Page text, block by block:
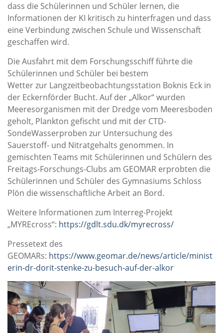
dass die Schülerinnen und Schüler lernen, die
Informationen der KI kritisch zu hinterfragen und dass
eine Verbindung zwischen Schule und Wissenschaft
geschaffen wird.
Die Ausfahrt mit dem Forschungsschiff führte die
Schülerinnen und Schüler bei bestem
Wetter zur Langzeitbeobachtungsstation Boknis Eck in
der Eckernförder Bucht. Auf der „Alkor“ wurden
Meeresorganismen mit der Dredge vom Meeresboden
geholt, Plankton gefischt und mit der CTD-
SondeWasserproben zur Untersuchung des
Sauerstoff- und Nitratgehalts genommen. In
gemischten Teams mit Schülerinnen und Schülern des
Freitags-Forschungs-Clubs am GEOMAR erprobten die
Schülerinnen und Schüler des Gymnasiums Schloss
Plön die wissenschaftliche Arbeit an Bord.
Weitere Informationen zum Interreg-Projekt
„MYREcross“: https://gdlt.sdu.dk/myrecross/
Pressetext des
GEOMARs: https://www.geomar.de/news/article/minist
erin-dr-dorit-stenke-zu-besuch-auf-der-alkor